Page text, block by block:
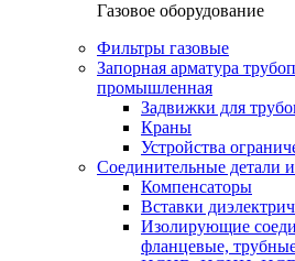
Газовое оборудование
Фильтры газовые
Запорная арматура
промышленная
Задвижки для
Краны
Устройства
Соединительные детали
Компенсаторы
Вставки
Изолирующие
фланцевые,